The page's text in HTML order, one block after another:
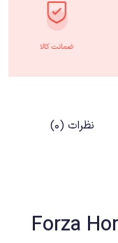
ضمانت کالا
نظرات (۰)